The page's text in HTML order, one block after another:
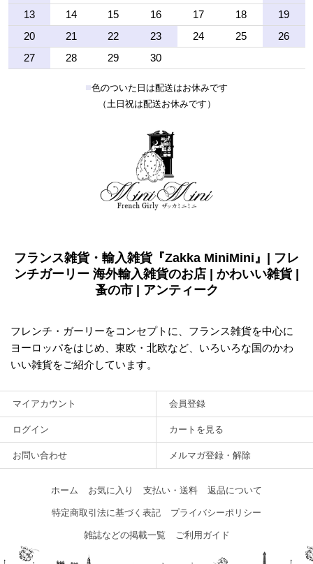
13
14 15 16 17 18
19
20
21 22 23 24 25
26
27
28 29 30
■色のついた日は配送はお休みです
（土日祝は配送お休みです）
フランス雑貨・輸入雑貨『Zakka MiniMini』| フレ
ンチガーリー 海外輸入雑貨のお店 | かわいい雑貨 |
蚤の市 | アンティーク
フレンチ・ガーリーをコンセプトに、フランス雑貨を中心に
ヨーロッパをはじめ、東欧・北欧など、いろいろな国のかわ
いい雑貨をご紹介しています。
マイアカウント 会員登録
ログイン カートを見る
お問い合わせ メルマガ登録・解除
ホーム お気に入り 支払い・送料 返品について
特定商取引法に基づく表記 プライバシーポリシー
雑誌などの掲載一覧 ご利用ガイド